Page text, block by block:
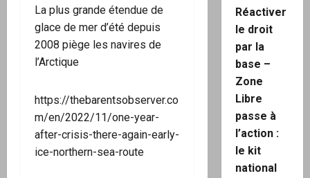
La plus grande étendue de
glace de mer d’été depuis
2008 piège les navires de
l’Arctique
https://thebarentsobserver.co
m/en/2022/11/one-year-
after-crisis-there-again-early-
ice-northern-sea-route
Réactiver
le droit
par la
base –
Zone
Libre
passe à
l’action :
le kit
national